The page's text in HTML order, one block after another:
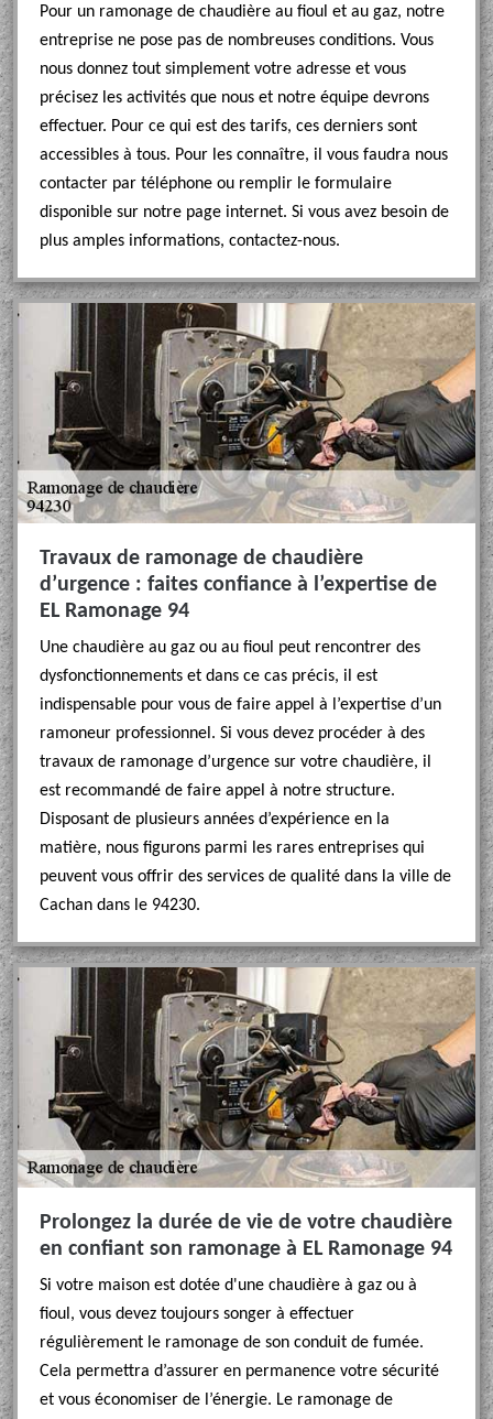
Pour un ramonage de chaudière au fioul et au gaz, notre
entreprise ne pose pas de nombreuses conditions. Vous
nous donnez tout simplement votre adresse et vous
précisez les activités que nous et notre équipe devrons
effectuer. Pour ce qui est des tarifs, ces derniers sont
accessibles à tous. Pour les connaître, il vous faudra nous
contacter par téléphone ou remplir le formulaire
disponible sur notre page internet. Si vous avez besoin de
plus amples informations, contactez-nous.
Travaux de ramonage de chaudière
d’urgence : faites confiance à l’expertise de
EL Ramonage 94
Une chaudière au gaz ou au fioul peut rencontrer des
dysfonctionnements et dans ce cas précis, il est
indispensable pour vous de faire appel à l’expertise d’un
ramoneur professionnel. Si vous devez procéder à des
travaux de ramonage d’urgence sur votre chaudière, il
est recommandé de faire appel à notre structure.
Disposant de plusieurs années d’expérience en la
matière, nous figurons parmi les rares entreprises qui
peuvent vous offrir des services de qualité dans la ville de
Cachan dans le 94230.
Prolongez la durée de vie de votre chaudière
en confiant son ramonage à EL Ramonage 94
Si votre maison est dotée d'une chaudière à gaz ou à
fioul, vous devez toujours songer à effectuer
régulièrement le ramonage de son conduit de fumée.
Cela permettra d’assurer en permanence votre sécurité
et vous économiser de l’énergie. Le ramonage de